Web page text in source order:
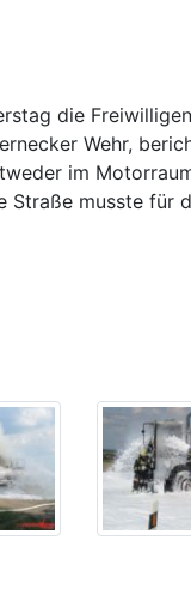
die
Wehr,
im
musste für